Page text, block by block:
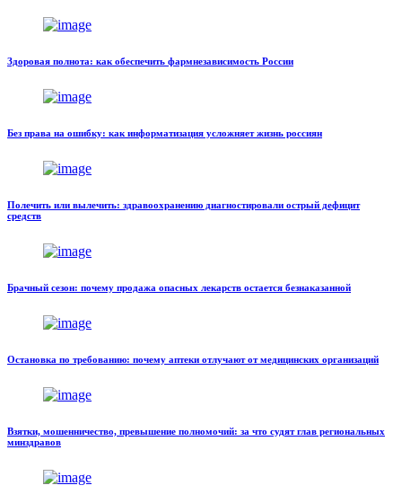
Здоровая полнота: как обеспечить фармнезависимость России
Без права на ошибку: как информатизация усложняет жизнь россиян
Полечить или вылечить: здравоохранению диагностировали острый дефицит
средств
Брачный сезон: почему продажа опасных лекарств остается безнаказанной
Остановка по требованию: почему аптеки отлучают от медицинских организаций
Взятки, мошенничество, превышение полномочий: за что судят глав региональных
минздравов